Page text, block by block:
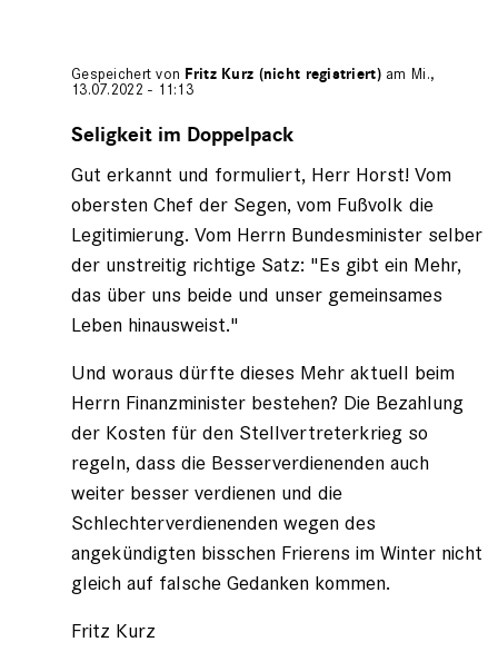
Gespeichert von Fritz Kurz (nicht registriert)am Mi.,
13.07.2022 - 11:13
auf
Horst
(nicht
Seligkeit im Doppelpack
Gut erkannt und formuliert, Herr Horst! Vom
obersten Chef der Segen, vom Fußvolk die
Legitimierung. Vom Herrn Bundesminister selber
der unstreitig richtige Satz: "Es gibt ein Mehr,
das über uns beide und unser gemeinsames
Leben hinausweist."
Und woraus dürfte dieses Mehr aktuell beim
Herrn Finanzminister bestehen? Die Bezahlung
der Kosten für den Stellvertreterkrieg so
regeln, dass die Besserverdienenden auch
weiter besser verdienen und die
Schlechterverdienenden wegen des
angekündigten bisschen Frierens im Winter nicht
gleich auf falsche Gedanken kommen.
Fritz Kurz